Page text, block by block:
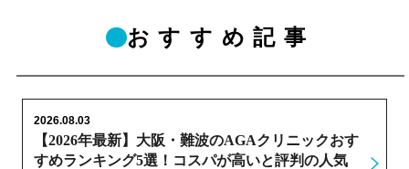
おすすめ記事
【2026年最新】大阪・難波のAGAクリニックおす
すめランキング5選！コスパが高いと評判の人気
2026.08.03